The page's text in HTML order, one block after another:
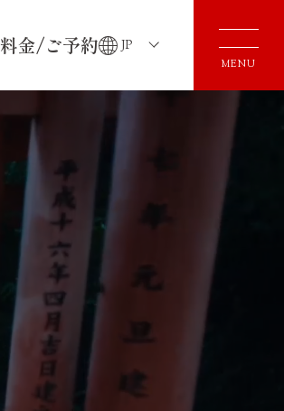
料金/ご予約 JP
MENU